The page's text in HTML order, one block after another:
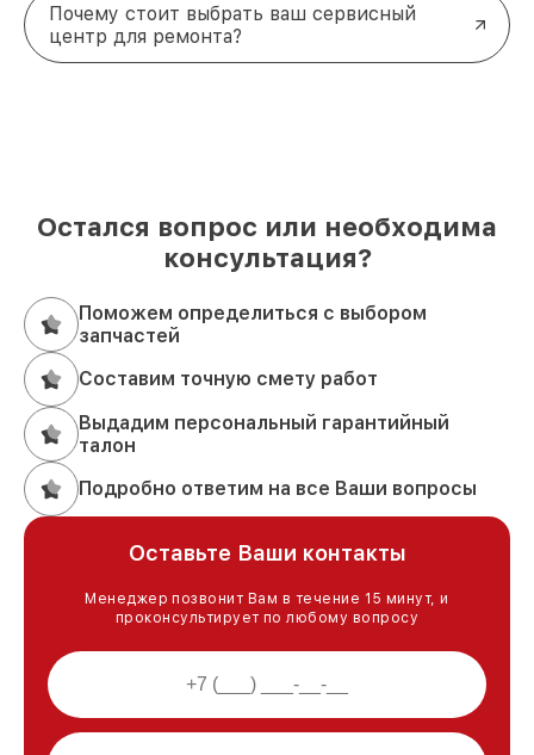
Почему стоит выбрать ваш сервисный
центр для ремонта?
Остался вопрос или необходима
консультация?
Поможем определиться с выбором
запчастей
Составим точную смету работ
Выдадим персональный гарантийный
талон
Подробно ответим на все Ваши вопросы
Оставьте Ваши контакты
Менеджер позвонит Вам в течение 15 минут, и
проконсультирует по любому вопросу